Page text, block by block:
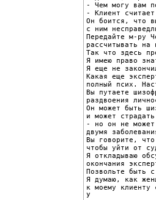
- Чем могу вам
- Клиент
Он боится, что
с ним
Передайте м-ру
рассчитывать на
Так что здесь
Я имею право
Я еще не
Какая еще
полный псих.
Вы путаете
раздвоения
Он может быть
и может
- но он не может
двумя
Вы говорите,
чтобы уйти от
Я откладываю
окончания
Позвольте быть
Я думаю, как
к моему клиенту
У